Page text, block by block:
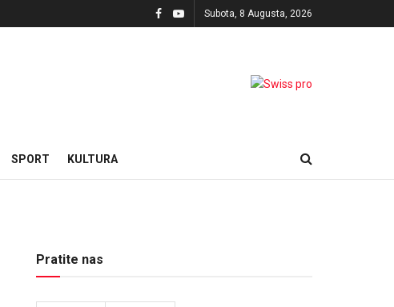
Subota, 8 Augusta, 2026
SPORT KULTURA
Pratite nas